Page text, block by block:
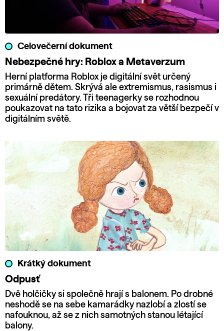
Celovečerní dokument
Nebezpečné hry: Roblox a Metaverzum
Herní platforma Roblox je digitální svět určený
primárně dětem. Skrývá ale extremismus, rasismus i
sexuální predátory. Tři teenagerky se rozhodnou
poukazovat na tato rizika a bojovat za větší bezpečí v
digitálním světě.
Krátký dokument
Odpusť
Dvě holčičky si společně hrají s balonem. Po drobné
neshodě se na sebe kamarádky nazlobí a zlostí se
nafouknou, až se z nich samotných stanou létající
balony.